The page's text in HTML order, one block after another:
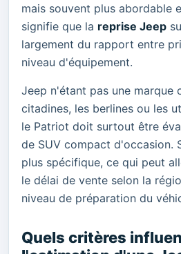
mais souvent plus abordable
signifie que la reprise Jeep
largement du rapport entre
niveau d'équipement.
Jeep n'étant pas une marque
citadines, les berlines ou les
le Patriot doit surtout être
de SUV compact d'occasion.
plus spécifique, ce qui peut
le délai de vente selon la
niveau de préparation du
Quels critères